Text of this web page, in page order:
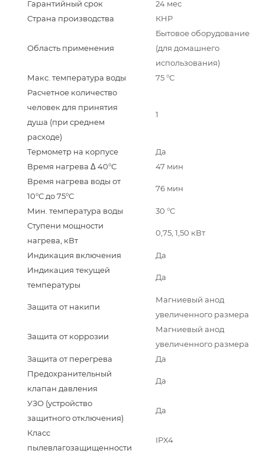
Гарантийный срок
24 мес
Страна производства
КНР
Область применения
Бытовое оборудование
(для домашнего
использования)
Макс. температура воды
75 °С
Расчетное количество
человек для принятия
душа (при среднем
расходе)
1
Термометр на корпусе
Да
Время нагрева Δ 40°С
47 мин
Время нагрева воды от
10°С до 75°С
76 мин
Мин. температура воды
30 °С
Ступени мощности
нагрева, кВт
0,75, 1,50 кВт
Индикация включения
Да
Индикация текущей
температуры
Да
Защита от накипи
Магниевый анод
увеличенного размера
Защита от коррозии
Магниевый анод
увеличенного размера
Защита от перегрева
Да
Предохранительный
клапан давления
Да
УЗО (устройство
защитного отключения)
Да
Класс
пылевлагозащищенности
IPX4